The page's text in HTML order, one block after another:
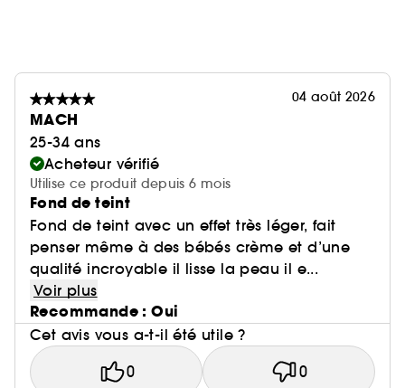
04 août 2026
MACH
25-34 ans
Acheteur vérifié
Utilise ce produit depuis 6 mois
Fond de teint
Fond de teint avec un effet très léger, fait
penser même à des bébés crème et d’une
qualité incroyable il lisse la peau il e...
Voir plus
Recommande : Oui
Cet avis vous a-t-il été utile ?
0 0